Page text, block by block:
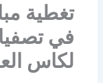
تغطية
في
لكاس العالم